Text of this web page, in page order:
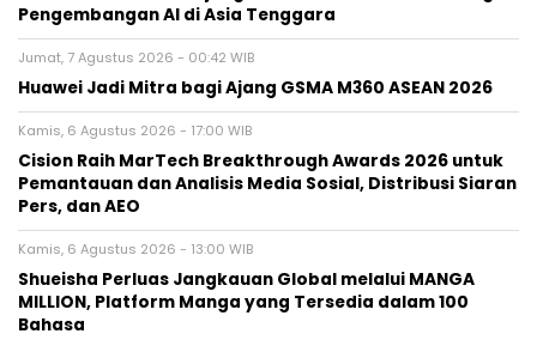
Pengembangan AI di Asia Tenggara
Jumat, 7 Agustus 2026 - 00:42 WIB
Huawei Jadi Mitra bagi Ajang GSMA M360 ASEAN 2026
Kamis, 6 Agustus 2026 - 17:00 WIB
Cision Raih MarTech Breakthrough Awards 2026 untuk
Pemantauan dan Analisis Media Sosial, Distribusi Siaran
Pers, dan AEO
Kamis, 6 Agustus 2026 - 13:00 WIB
Shueisha Perluas Jangkauan Global melalui MANGA
MILLION, Platform Manga yang Tersedia dalam 100
Bahasa